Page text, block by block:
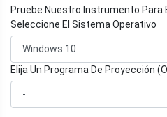
Pruebe Nuestro Instrumento Para
Seleccione El Sistema Operativo
Elija Un Programa De Proyección